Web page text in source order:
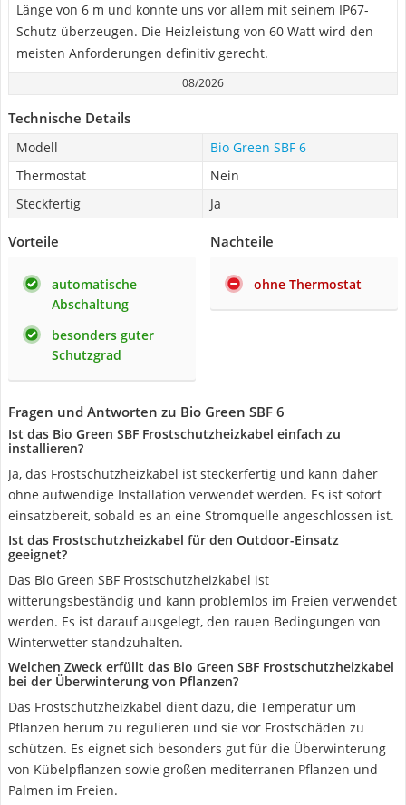
Länge von 6 m und konnte uns vor allem mit seinem IP67-
Schutz überzeugen. Die Heizleistung von 60 Watt wird den
meisten Anforderungen definitiv gerecht.
08/2026
Technische Details
Modell
Bio Green SBF 6
Thermostat
Nein
Steckfertig
Ja
Vorteile
automatische
Abschaltung
besonders guter
Schutzgrad
Nachteile
ohne Thermostat
Fragen und Antworten zu Bio Green SBF 6
Ist das Bio Green SBF Frostschutzheizkabel einfach zu
installieren?
Ja, das Frostschutzheizkabel ist steckerfertig und kann daher
ohne aufwendige Installation verwendet werden. Es ist sofort
einsatzbereit, sobald es an eine Stromquelle angeschlossen ist.
Ist das Frostschutzheizkabel für den Outdoor-Einsatz
geeignet?
Das Bio Green SBF Frostschutzheizkabel ist
witterungsbeständig und kann problemlos im Freien verwendet
werden. Es ist darauf ausgelegt, den rauen Bedingungen von
Winterwetter standzuhalten.
Welchen Zweck erfüllt das Bio Green SBF Frostschutzheizkabel
bei der Überwinterung von Pflanzen?
Das Frostschutzheizkabel dient dazu, die Temperatur um
Pflanzen herum zu regulieren und sie vor Frostschäden zu
schützen. Es eignet sich besonders gut für die Überwinterung
von Kübelpflanzen sowie großen mediterranen Pflanzen und
Palmen im Freien.